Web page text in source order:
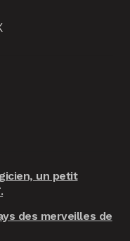
un petit
des merveilles de